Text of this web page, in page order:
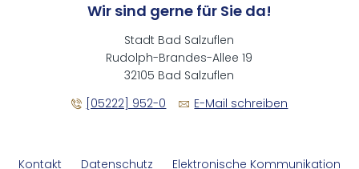
Wir sind gerne für Sie da!
Stadt Bad Salzuflen
Rudolph-Brandes-Allee 19
32105 Bad Salzuflen
[05222] 952-0
E-Mail schreiben
Kontakt Datenschutz Elektronische Kommunikation